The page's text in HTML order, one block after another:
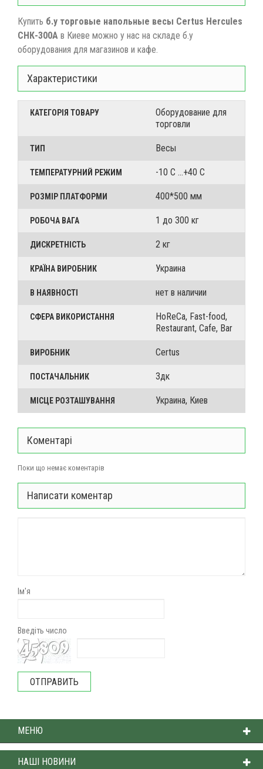
Купить б.у торговые напольные весы Certus Hercules
СНК-300А в Киеве можно у нас на складе б.у
оборудования для магазинов и кафе.
Характеристики
КАТЕГОРІЯ ТОВАРУ
Оборудование для
торговли
ТИП Весы
ТЕМПЕРАТУРНИЙ РЕЖИМ -10 С ...+40 С
РОЗМІР ПЛАТФОРМИ 400*500 мм
РОБОЧА ВАГА 1 до 300 кг
ДИСКРЕТНІСТЬ 2 кг
КРАЇНА ВИРОБНИК Украина
В НАЯВНОСТІ нет в наличии
СФЕРА ВИКОРИСТАННЯ
HoReCa, Fast-food,
Restaurant, Cafe, Bar
ВИРОБНИК Certus
ПОСТАЧАЛЬНИК 3дк
МІСЦЕ РОЗТАШУВАННЯ Украина, Киев
Коментарі
Поки що немає коментарів
Написати коментар
Ім'я
Введіть число
МЕНЮ
НАШІ НОВИНИ